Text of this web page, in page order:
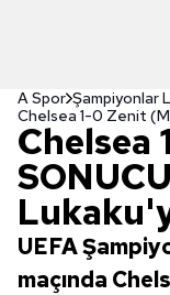
A Spor Şampiyonlar
Chelsea
UEFA
maçında